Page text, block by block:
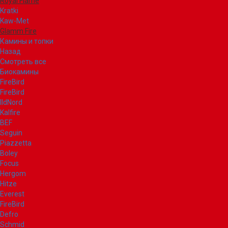
Kratki
Kaw-Met
Glamm Fire
Камины и топки
Назад
Смотреть все
Биокамины
FireBird
FireBird
IldNord
Kalfire
BEF
Seguin
Piazzetta
Boley
Focus
Hergom
Hitze
Everest
FireBird
Defro
Schmid